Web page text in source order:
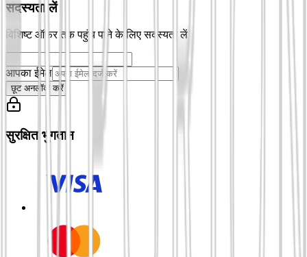
सदस्यता लें
विशिष्ट ऑफ़र तक पहुंच पाने के लिए सदस्यता लें
आपका ईमेल
छूट अनलॉक करें
सुरक्षित भुगतान